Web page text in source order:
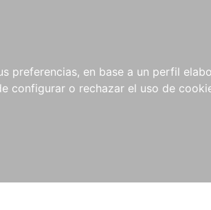
preferencias, en base a un perfil
configurar o rechazar el uso de
NOVEDADES NOTICIAS